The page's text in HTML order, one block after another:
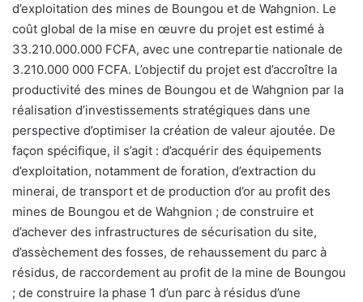
d’exploitation des mines de Boungou et de Wahgnion. Le
coût global de la mise en œuvre du projet est estimé à
33.210.000.000 FCFA, avec une contrepartie nationale de
3.210.000 000 FCFA. L’objectif du projet est d’accroître la
productivité des mines de Boungou et de Wahgnion par la
réalisation d’investissements stratégiques dans une
perspective d’optimiser la création de valeur ajoutée. De
façon spécifique, il s’agit : d’acquérir des équipements
d’exploitation, notamment de foration, d’extraction du
minerai, de transport et de production d’or au profit des
mines de Boungou et de Wahgnion ; de construire et
d’achever des infrastructures de sécurisation du site,
d’assèchement des fosses, de rehaussement du parc à
résidus, de raccordement au profit de la mine de Boungou
; de construire la phase 1 d’un parc à résidus d’une